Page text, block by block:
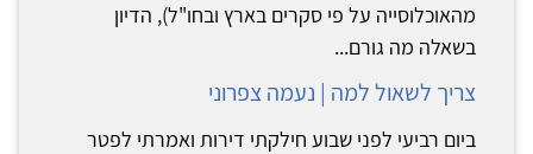
מהאוכלוסייה על פי סקרים בארץ ובחו"ל), הדיון
בשאלה מה גורם...
צריך לשאול למה | נעמה צפרוני
ביום רביעי לפני שבוע חילקתי דירות ואמרתי לפטר